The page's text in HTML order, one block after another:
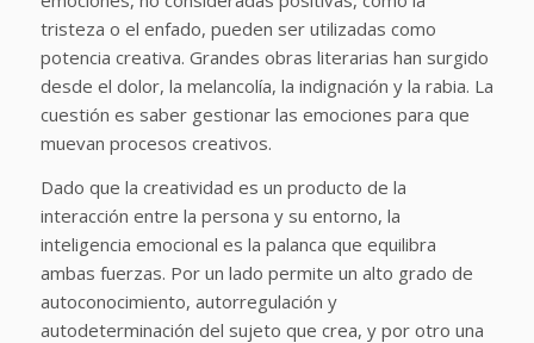
tristeza o el enfado, pueden ser utilizadas como
potencia creativa. Grandes obras literarias han surgido
desde el dolor, la melancolía, la indignación y la rabia. La
cuestión es saber gestionar las emociones para que
muevan procesos creativos.
Dado que la creatividad es un producto de la
interacción entre la persona y su entorno, la
inteligencia emocional es la palanca que equilibra
ambas fuerzas. Por un lado permite un alto grado de
autoconocimiento, autorregulación y
autodeterminación del sujeto que crea, y por otro una